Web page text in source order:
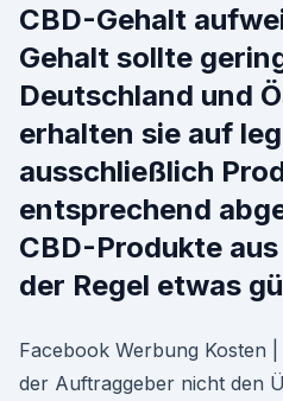
CBD-Gehalt
Gehalt sollte
Deutschland und
erhalten sie auf
ausschließlich
entsprechend
CBD-Produkte
der Regel etwas
Facebook Werbung Kosten
der Auftraggeber nicht den